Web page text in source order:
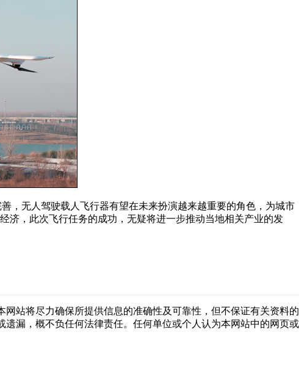
，无人驾驶载人飞行器有望在未来扮演越来越重要的角色，为城市
济，此次飞行任务的成功，无疑将进一步推动当地相关产业的发
站将尽力确保所提供信息的准确性及可靠性，但不保证有关资料的
漏，概不负任何法律责任。任何单位或个人认为本网站中的网页或